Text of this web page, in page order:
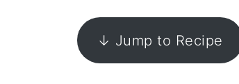
↓ Jump to Recipe